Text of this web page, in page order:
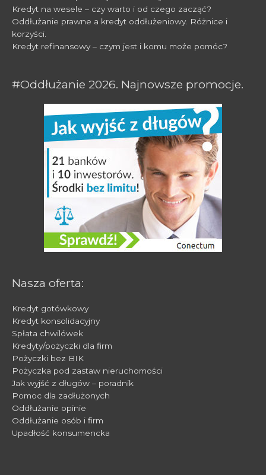
Kredyt na wesele – czy warto i od czego zacząć?
Oddłużanie prawne a kredyt oddłużeniowy. Różnice i
korzyści.
Kredyt refinansowy – czym jest i komu może pomóc?
#Oddłużanie 2026. Najnowsze promocje.
Nasza oferta:
Kredyt gotówkowy
Kredyt konsolidacyjny
Spłata chwilówek
Kredyty/pożyczki dla firm
Pożyczki bez BIK
Pożyczka pod zastaw nieruchomości
Jak wyjść z długów – poradnik
Pomoc dla zadłużonych
Oddłużanie opinie
Oddłużanie osób i firm
Upadłość konsumencka